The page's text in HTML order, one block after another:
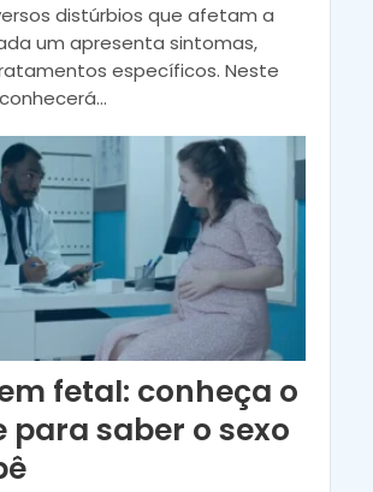
distúrbios que afetam a
um apresenta sintomas,
específicos. Neste
fetal: conheça o
para saber o sexo